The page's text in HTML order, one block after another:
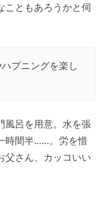
こともあろうかと伺
プニングを楽し
風呂を用意。水を張
時間半……。労を惜
父さん、カッコいい